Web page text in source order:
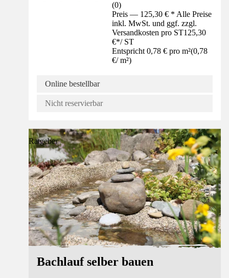
(0)
Preis — 125,30 € * Alle Preise
inkl. MwSt. und ggf. zzgl.
Versandkosten pro ST125,30
€*/ ST
Entspricht 0,78 € pro m²(0,78
€/ m²)
Online bestellbar
Nicht reservierbar
Ratgeber
Bachlauf selber bauen